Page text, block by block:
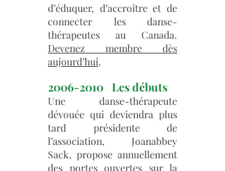
d’éduquer, d’accroître et de
connecter les danse-
thérapeutes au Canada.
Devenez membre dès
aujourd’hui.
2006-2010 Les débuts
Une danse-thérapeute
dévouée qui deviendra plus
tard présidente de
l’association, Joanabbey
Sack, propose annuellement
des portes ouvertes sur la